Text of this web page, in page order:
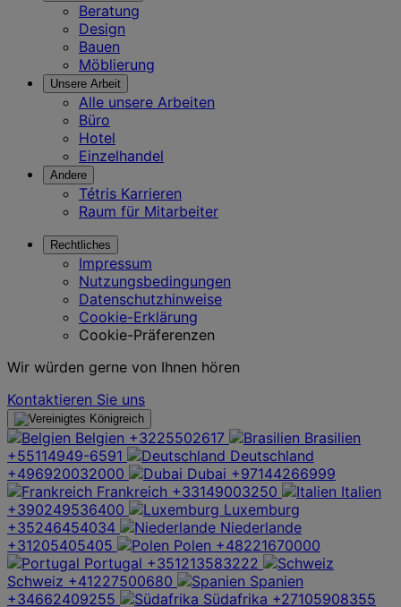
Beratung
Design
Bauen
Möblierung
Unsere Arbeit
Alle unsere Arbeiten
Büro
Hotel
Einzelhandel
Andere
Tétris Karrieren
Raum für Mitarbeiter
Rechtliches
Impressum
Nutzungsbedingungen
Datenschutzhinweise
Cookie-Erklärung
Cookie-Präferenzen
Wir würden gerne von Ihnen hören
Kontaktieren Sie uns
Belgien +3225502617
Brasilien
+55114949-6591
Deutschland
+496920032000
Dubai +97144266999
Frankreich +33149003250
Italien
+390249536400
Luxemburg
+35246454034
Niederlande
+31205405405
Polen +48221670000
Portugal +351213583222
Schweiz +41227500680
Spanien
+34662409255
Südafrika +27105908355